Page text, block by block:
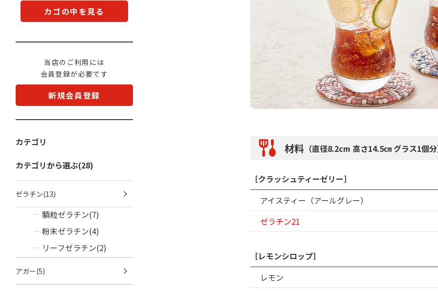
カゴの中を見る
当店のご利用には
会員登録が必要です
新規会員登録
カテゴリ
カテゴリから選ぶ(28)
ゼラチン(13)
顆粒ゼラチン(7)
粉末ゼラチン(4)
リーフゼラチン(2)
アガー(5)
材料 （直径8.2cm 高さ14.5㎝ グラス1個
［クラッシュティーゼリー］
アイスティー（アールグレー）
ゼラチン21
［レモンシロップ］
レモン